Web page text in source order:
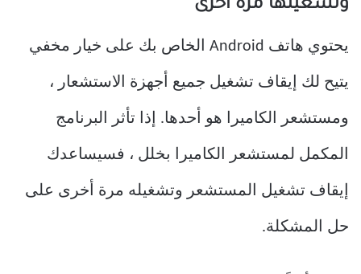
وتشغيلها مرة أخرى
يحتوي هاتف Android الخاص بك على خيار مخفي
يتيح لك إيقاف تشغيل جميع أجهزة الاستشعار ،
ومستشعر الكاميرا هو أحدها. إذا تأثر البرنامج
المكمل لمستشعر الكاميرا بخلل ، فسيساعدك
إيقاف تشغيل المستشعر وتشغيله مرة أخرى على
حل المشكلة.